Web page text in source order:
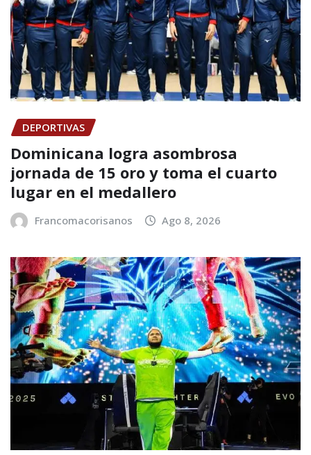
DEPORTIVAS
Dominicana logra asombrosa
jornada de 15 oro y toma el cuarto
lugar en el medallero
Francomacorisanos Ago 8, 2026